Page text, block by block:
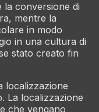
la conversione di
mentre la
in modo
in una cultura di
stato creato fin
localizzazione
La localizzazione
che vengano